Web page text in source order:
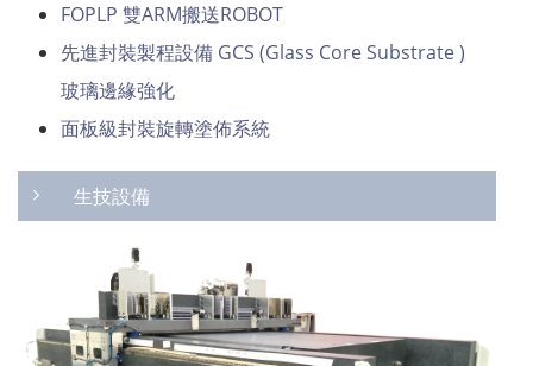
FOPLP 雙ARM搬送ROBOT
先進封裝製程設備 GCS (Glass Core Substrate )
玻璃邊緣強化
面板級封裝旋轉塗佈系統
生技設備